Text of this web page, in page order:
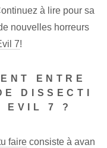
à lire pour sa
nouvelles horreurs
7!
ENTRE
DISSECTI
EVIL 7 ?
faire consiste à avan